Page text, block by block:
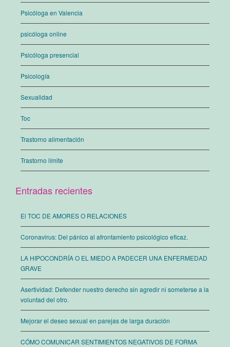
Psicóloga en Valencia
psicóloga online
Psicóloga presencial
Psicología
Sexualidad
Toc
Trastorno alimentación
Trastorno límite
Entradas recientes
El TOC DE AMORES O RELACIONES
Coronavirus: Del pánico al afrontamiento psicológico eficaz.
LA HIPOCONDRÍA O EL MIEDO A PADECER UNA ENFERMEDAD
GRAVE
Asertividad: Defender nuestro derecho sin agredir ni someterse a la
voluntad del otro.
Mejorar el deseo sexual en parejas de larga duración
CÓMO COMUNICAR SENTIMIENTOS NEGATIVOS DE FORMA